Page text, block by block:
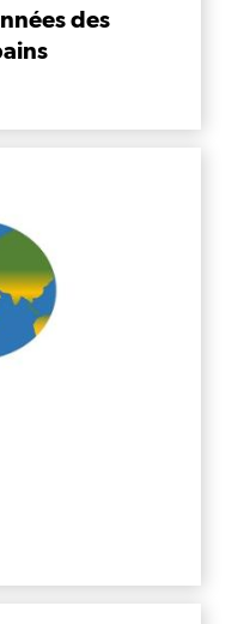
des